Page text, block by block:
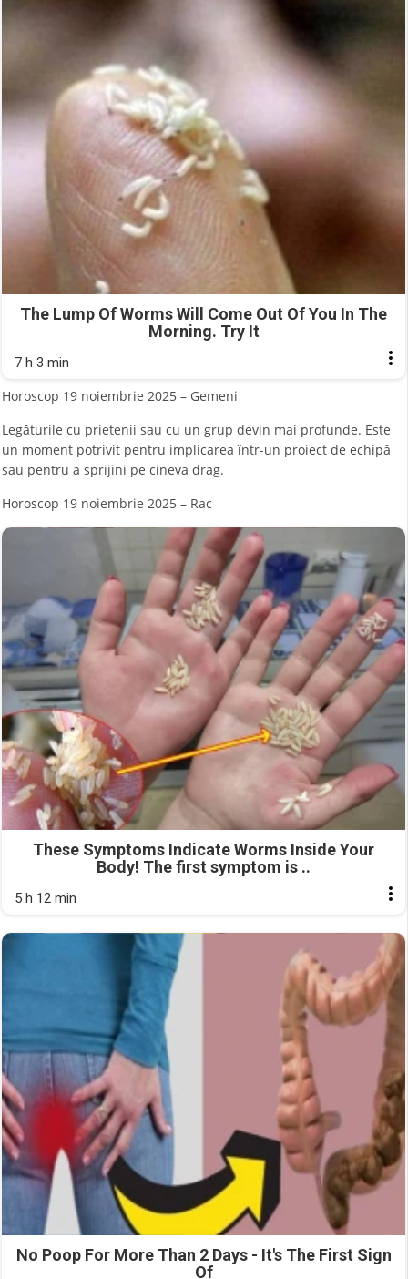
The Lump Of Worms Will Come Out Of You In The
Morning. Try It
7 h 3 min
Horoscop 19 noiembrie 2025 – Gemeni
Legăturile cu prietenii sau cu un grup devin mai profunde. Este
un moment potrivit pentru implicarea într-un proiect de echipă
sau pentru a sprijini pe cineva drag.
Horoscop 19 noiembrie 2025 – Rac
These Symptoms Indicate Worms Inside Your
Body! The first symptom is ..
5 h 12 min
No Poop For More Than 2 Days - It's The First Sign
Of